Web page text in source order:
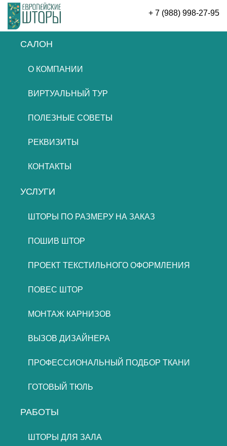
+ 7 (988) 998-27-95
САЛОН
О КОМПАНИИ
ВИРТУАЛЬНЫЙ ТУР
ПОЛЕЗНЫЕ СОВЕТЫ
РЕКВИЗИТЫ
КОНТАКТЫ
УСЛУГИ
ШТОРЫ ПО РАЗМЕРУ НА ЗАКАЗ
ПОШИВ ШТОР
ПРОЕКТ ТЕКСТИЛЬНОГО ОФОРМЛЕНИЯ
ПОВЕС ШТОР
МОНТАЖ КАРНИЗОВ
ВЫЗОВ ДИЗАЙНЕРА
ПРОФЕССИОНАЛЬНЫЙ ПОДБОР ТКАНИ
ГОТОВЫЙ ТЮЛЬ
РАБОТЫ
ШТОРЫ ДЛЯ ЗАЛА